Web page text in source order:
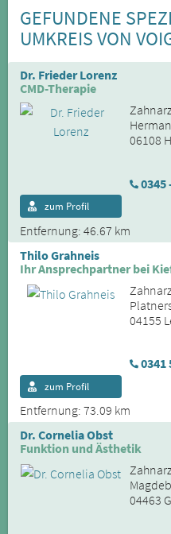
GEFUNDENE
UMKREIS VON
Dr. Frieder Lorenz
CMD-Therapie
06108
0345
Entfernung: 46.67 km
zum Profil
Thilo Grahneis
Ihr Ansprechpartner bei
04155
0341
Entfernung: 73.09 km
zum Profil
Dr. Cornelia Obst
Funktion und Ästhetik
04463